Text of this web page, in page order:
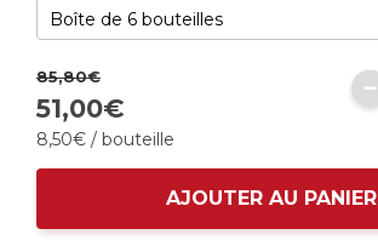
85,80€
51,00€
8,50€ / bouteille
AJOUTER AU PANIER